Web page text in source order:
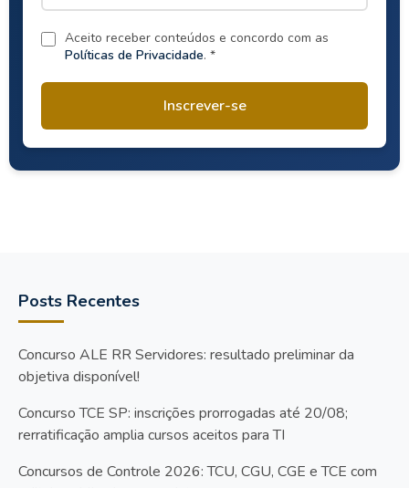
Aceito receber conteúdos e concordo com as
Políticas de Privacidade. *
Inscrever-se
Posts Recentes
Concurso ALE RR Servidores: resultado preliminar da
objetiva disponível!
Concurso TCE SP: inscrições prorrogadas até 20/08;
rerratificação amplia cursos aceitos para TI
Concursos de Controle 2026: TCU, CGU, CGE e TCE com